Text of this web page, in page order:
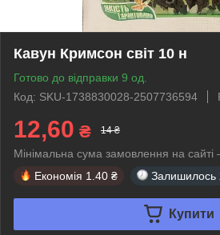
Кавун Кримсон світ 10 н
Готово до відправки 9 од.
Код: SKU-1738830028-2507736594
12,60 ₴ 14 ₴
Мінімальна сума замовлення на
Економія 1.40 ₴ Залишилось
Купити